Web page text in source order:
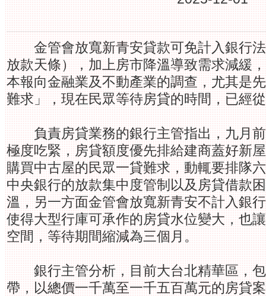
金管會放寬新青安貸款可免計入銀行法
放款天條），加上房市降溫導致需求減緩
本報向金融業及不動產業的調查，尤其是
難求」，現在民眾等待房貸的時間，已經
負責房貸業務的銀行主管指出，九月前
極度吃緊，房貸額度優先排給建商蓋好新
購買中古屋的民眾一貸難求，動輒要排隊
中央銀行的放款集中度管制以及房貸借款
溫，另一方面金管會放寬新青安不計入銀
使得大型行庫可承作的房貸水位變大，也
空間，等待期間縮減為三個月。
銀行主管分析，目前大台北精華區，包
帶，以總價一千萬至一千五百萬元的房貸